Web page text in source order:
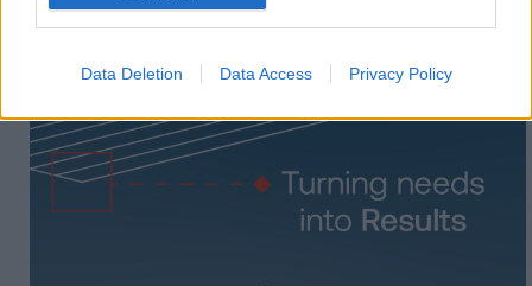
Data Deletion Data Access Privacy Policy